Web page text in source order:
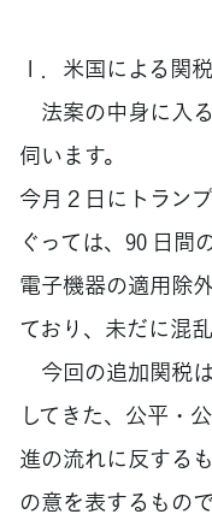
１．米国による関
法案の中身に入
伺います。
今月２日にトラン
ぐっては、90 日間
電子機器の適用除
ており、未だに混
今回の追加関税
してきた、公平・
進の流れに反する
の意を表するもので